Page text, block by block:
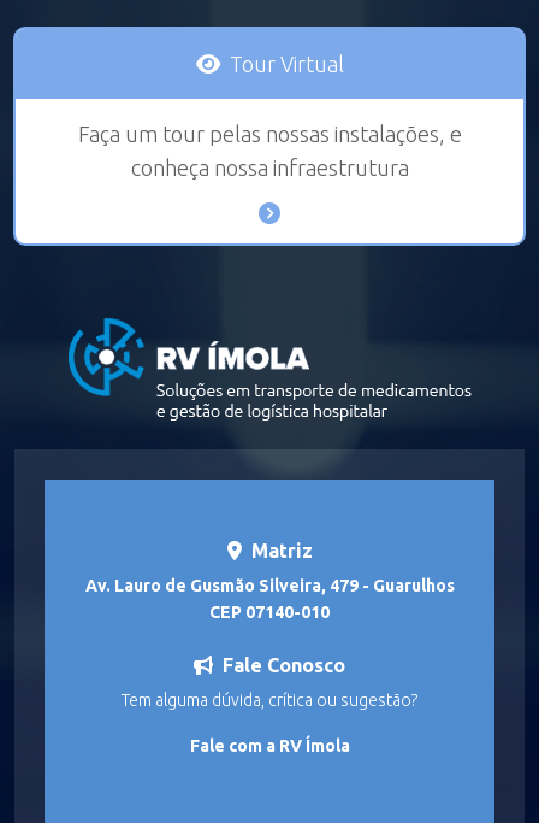
Tour Virtual
Faça um tour pelas nossas instalações, e
conheça nossa infraestrutura
Matriz
Av. Lauro de Gusmão Silveira, 479 - Guarulhos
CEP 07140-010
Fale Conosco
Tem alguma dúvida, crítica ou sugestão?
Fale com a RV Ímola